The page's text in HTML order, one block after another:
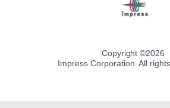
Copyright ©2026
Impress Corporation. All